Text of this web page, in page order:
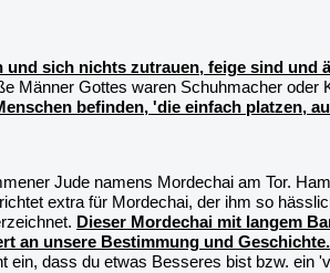
sich nichts zutrauen, feige sind und
Männer Gottes waren Schuhmacher
befinden, 'die einfach platzen,
Jude namens Mordechai am Tor.
extra für Mordechai, der ihm so
Dieser Mordechai mit langem
an unsere Bestimmung und
ein, dass du etwas Besseres bist bzw. ein